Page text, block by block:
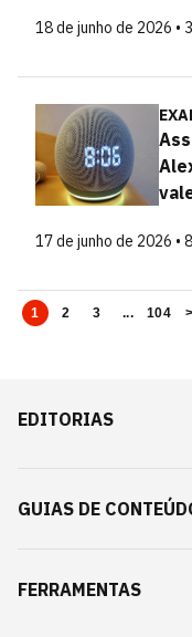
18 de junho de 2026 •
17 de junho de 2026 •
1 2 3 ... 104 >
EDITORIAS
GUIAS DE
FERRAMENTAS